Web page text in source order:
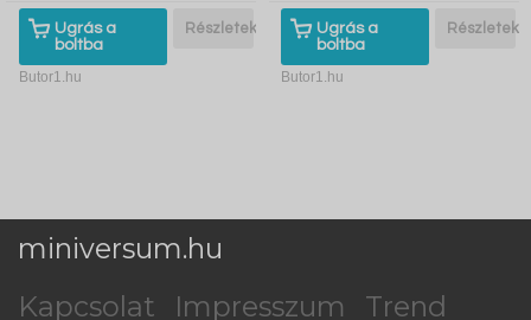
Ugrás a
boltba
Részletek
Butor1.hu
Ugrás a
boltba
Részletek
Butor1.hu
miniversum.hu
Kapcsolat
Impresszum Trend